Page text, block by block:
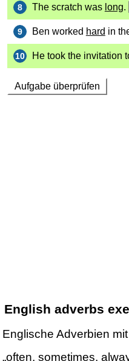
English adverbs
Englische Adverbien
„often, sometimes,